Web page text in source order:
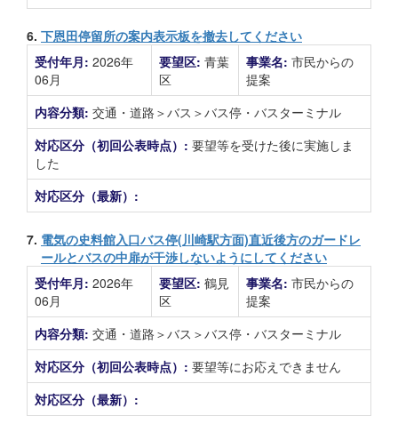
6. 下恩田停留所の案内表示板を撤去してください
受付年月: 2026年
06月
要望区: 青葉
区
事業名: 市民からの
提案
内容分類: 交通・道路＞バス＞バス停・バスターミナル
対応区分（初回公表時点）: 要望等を受けた後に実施しま
した
対応区分（最新）:
7. 電気の史料館入口バス停(川崎駅方面)直近後方のガードレ
ールとバスの中扉が干渉しないようにしてください
受付年月: 2026年
06月
要望区: 鶴見
区
事業名: 市民からの
提案
内容分類: 交通・道路＞バス＞バス停・バスターミナル
対応区分（初回公表時点）: 要望等にお応えできません
対応区分（最新）: